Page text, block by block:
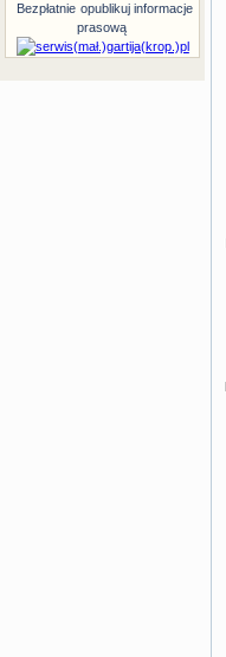
Bezpłatnie opublikuj informacje
prasową